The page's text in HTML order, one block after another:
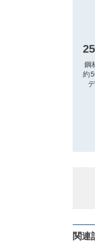
鋼
約
関連